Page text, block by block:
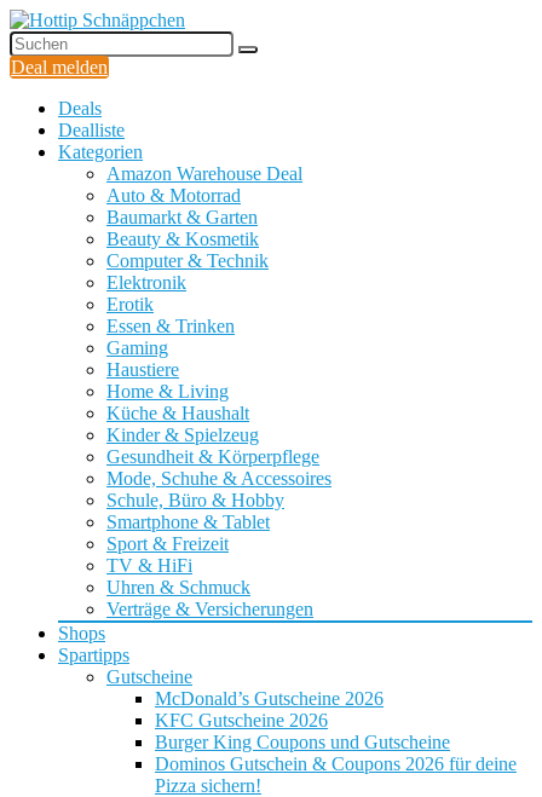
Deal melden
Deals
Dealliste
Kategorien
Amazon Warehouse Deal
Auto & Motorrad
Baumarkt & Garten
Beauty & Kosmetik
Computer & Technik
Elektronik
Erotik
Essen & Trinken
Gaming
Haustiere
Home & Living
Küche & Haushalt
Kinder & Spielzeug
Gesundheit & Körperpflege
Mode, Schuhe & Accessoires
Schule, Büro & Hobby
Smartphone & Tablet
Sport & Freizeit
TV & HiFi
Uhren & Schmuck
Verträge & Versicherungen
Shops
Spartipps
Gutscheine
McDonald’s Gutscheine 2026
KFC Gutscheine 2026
Burger King Coupons und Gutscheine
Dominos Gutschein & Coupons 2026 für deine
Pizza sichern!